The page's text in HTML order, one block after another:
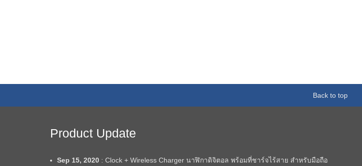
Back to top
Product Update
Sep 15, 2020 : Clock + Wireless Charger นาฬิกาดิจิตอล พร้อมที่ชาร์จไร้สาย สำหรับมือถือ